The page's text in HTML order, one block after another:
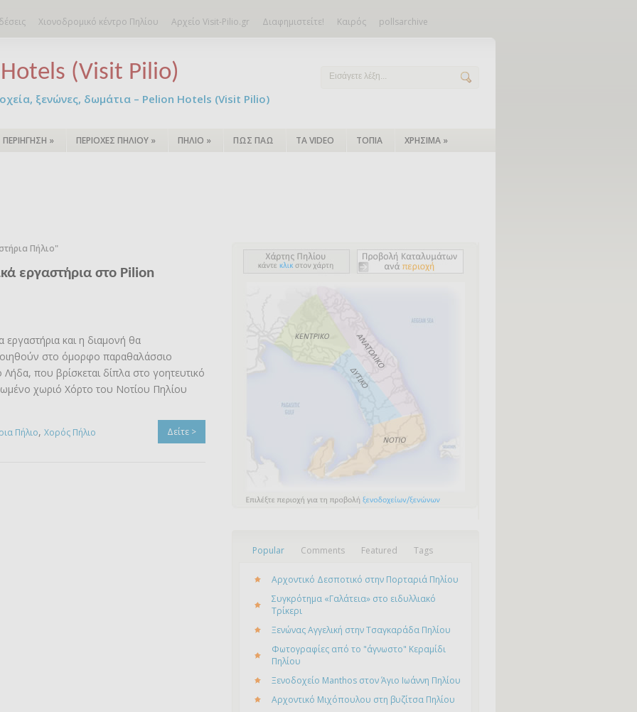
Χιονοδρομικό κέντρο Πηλίου Αρχείο Visit-Pilio.gr Διαφημιστείτε! Καιρός pollsarchive
(Visit Pilio)
ξενώνες, δωμάτια – Pelion Hotels (Visit Pilio)
ΠΕΡΙΗΓΗΣΗ » ΠΕΡΙΟΧΕΣ ΠΗΛΙΟΥ » ΠΗΛΙΟ » ΠΩΣ ΠΑΩ ΤΑ VIDEO ΤΟΠΙΑ ΧΡΗΣΙΜΑ »
Πήλιο"
εργαστήρια στο Pilion
εργαστήρια και η διαμονή θα
στο όμορφο παραθαλάσσιο
Λήδα, που βρίσκεται δίπλα στο γοητευτικό
χωριό Χόρτο του Νοτίου Πηλίου
Δείτε >
Πήλιο, Χορός Πήλιο
Popular Comments Featured Tags
Αρχοντικό Δεσποτικό στην Πορταριά Πηλίου
Συγκρότημα «Γαλάτεια» στο ειδυλλιακό
Τρίκερι
Ξενώνας Αγγελική στην Τσαγκαράδα Πηλίου
Φωτογραφίες από το "άγνωστο" Κεραμίδι
Πηλίου
Ξενοδοχείο Manthos στον Άγιο Ιωάννη Πηλίου
Αρχοντικό Μιχόπουλου στη βυζίτσα Πηλίου